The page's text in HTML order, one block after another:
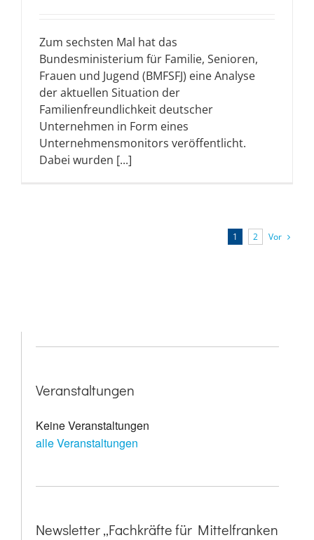
Zum sechsten Mal hat das
Bundesministerium für Familie, Senioren,
Frauen und Jugend (BMFSFJ) eine Analyse
der aktuellen Situation der
Familienfreundlichkeit deutscher
Unternehmen in Form eines
Unternehmensmonitors veröffentlicht.
Dabei wurden [...]
1 2 Vor
Veranstaltungen
Keine Veranstaltungen
alle Veranstaltungen
Newsletter „Fachkräfte für Mittelfranken